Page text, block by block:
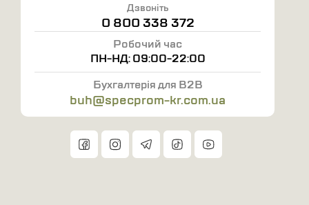
Дзвоніть
0 800 338 372
Робочий час
ПН-НД: 09:00-22:00
Бухгалтерія для B2B
buh@specprom-kr.com.ua